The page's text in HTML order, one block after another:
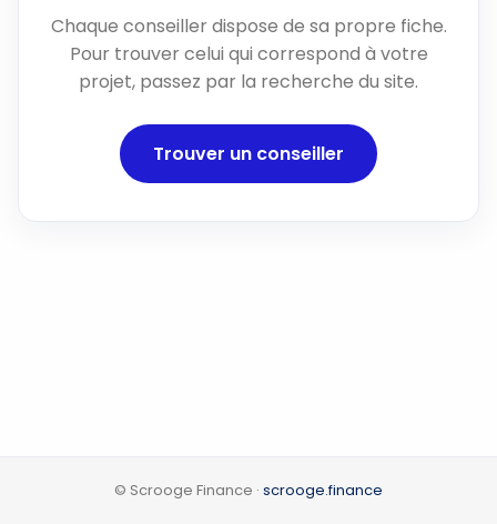
Chaque conseiller dispose de sa propre fiche.
Pour trouver celui qui correspond à votre
projet, passez par la recherche du site.
Trouver un conseiller
© Scrooge Finance · scrooge.finance